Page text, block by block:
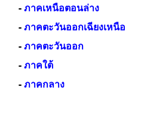
-ภาคเหนือตอนล่าง
-ภาคตะวันออกเฉียงเหนือ
-ภาคตะวันออก
-ภาคใต้
-ภาคกลาง